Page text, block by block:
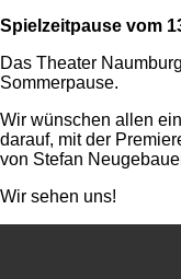
Spielzeitpause vom
Das Theater
Sommerpause.
Wir wünschen allen
darauf, mit der
von Stefan
Wir sehen uns!